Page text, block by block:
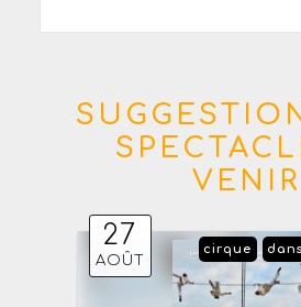
VENIR
27
AOÛT
cirque